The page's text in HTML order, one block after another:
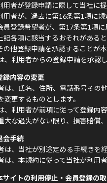
用者が登録申請に際して当社に
用者が、過去に第16条第1項に
員登録希望者が、第17条第1項
記各項に該当するおそれがある
の他登録申請を承認することが
、利用者からの登録申請を承認
録内容の変更
は、氏名、住所、電話番号その
変更するものとします。
、利用者が前項に従って登録内
大な過失がない限り、損害賠償
会手続
は、当社が別途定める手続きを
は、本規約に従って当社が利用
サイトの利用停止・会員登録の